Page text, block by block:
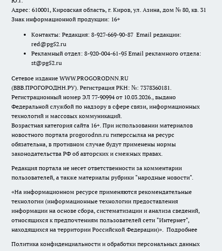
Адрес: 610001, Кировская область, г. Киров, ул. Азина, дом № 80, кв. 31
Знак информационной продукции: 16+
Контакты: Редакция: 8-927-669-90-87 Email редакции:
red@pg52.ru
Рекламный отдел: 8-920-004-61-95 Email рекламного отдела:
st@pg52.ru
Сетевое издание WWW.PROGORODNN.RU
(ВВВ.ПРОГОРОДНН.РУ). Регистрация РКН: №: 7378360181.
Регистрационный номер ЭЛ 77-90994 от 10.03.2026., выдано
Федеральной службой по надзору в сфере связи, информационных
технологий и массовых коммуникаций.
Возрастная категория сайта 16+. При использовании материалов
новостного портала progorodnn.ru гиперссылка на ресурс
обязательна, в противном случае будут применены нормы
законодательства РФ об авторских и смежных правах.
Редакция портала не несет ответственности за комментарии
пользователей, а также материалы рубрики "народные новости".
«На информационном ресурсе применяются рекомендательные
технологии (информационные технологии предоставления
информации на основе сбора, систематизации и анализа сведений,
относящихся к предпочтениям пользователей сети "Интернет",
находящихся на территории Российской Федерации)». Подробнее
Политика конфиденциальности и обработки персональных данных